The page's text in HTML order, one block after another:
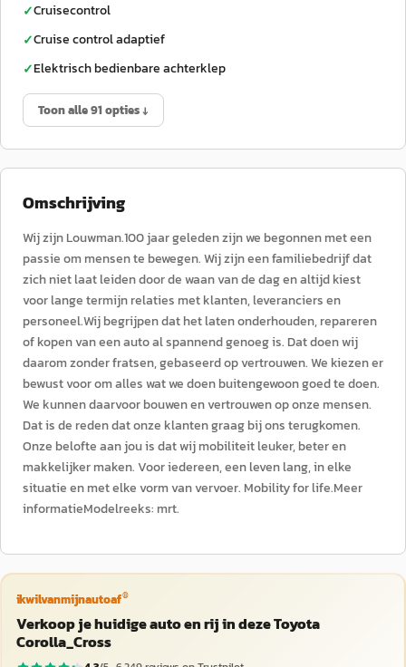
✓Cruisecontrol
✓Cruise control adaptief
✓Elektrisch bedienbare achterklep
Toon alle 91 opties ↓
Omschrijving
Wij zijn Louwman.100 jaar geleden zijn we begonnen met een
passie om mensen te bewegen. Wij zijn een familiebedrijf dat
zich niet laat leiden door de waan van de dag en altijd kiest
voor lange termijn relaties met klanten, leveranciers en
personeel.Wij begrijpen dat het laten onderhouden, repareren
of kopen van een auto al spannend genoeg is. Dat doen wij
daarom zonder fratsen, gebaseerd op vertrouwen. We kiezen er
bewust voor om alles wat we doen buitengewoon goed te doen.
We kunnen daarvoor bouwen en vertrouwen op onze mensen.
Dat is de reden dat onze klanten graag bij ons terugkomen.
Onze belofte aan jou is dat wij mobiliteit leuker, beter en
makkelijker maken. Voor iedereen, een leven lang, in elke
situatie en met elke vorm van vervoer. Mobility for life.Meer
informatieModelreeks: mrt.
ikwilvanmijnautoaf®
Verkoop je huidige auto en rij in deze Toyota
Corolla_Cross